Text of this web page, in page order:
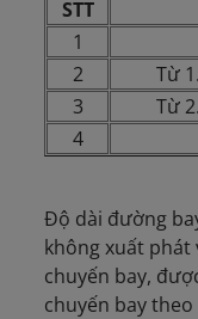
STT
1
2
Từ
3
Từ
4
Độ dài đường
không xuất phát
chuyến bay,
chuyến bay